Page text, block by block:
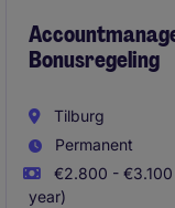
Bonusregeling
Tilburg
Permanent
€2.800 -
year)